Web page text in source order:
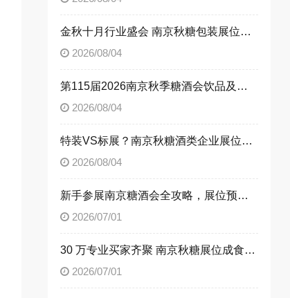
金秋十月行业盛会 南京秋糖包装展位限时合规抢订
2026/08/04
第115届2026南京秋季糖酒会饮品及乳制品展区展位申请技巧
2026/08/04
特装VS标展？南京秋糖酒类企业展位选择指南
2026/08/04
新手参展南京糖酒会全攻略，展位预定流程一次性讲清楚
2026/07/01
30 万专业买家齐聚 南京秋糖展位成食饮企业招商首选阵地
2026/07/01